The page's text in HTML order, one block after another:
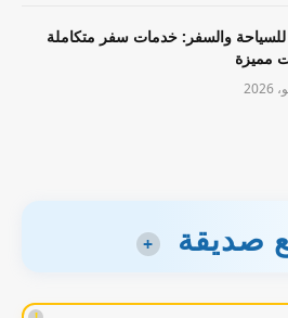
للسياحة والسفر: خدمات سفر متكاملة
مميزة
صديقة +